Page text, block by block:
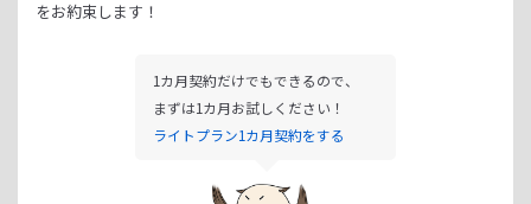
をお約束します！
1カ月契約だけでもできるので、
まずは1カ月お試しください！
ライトプラン1カ月契約をする